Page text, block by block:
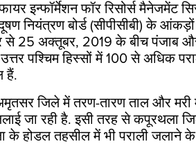
इन्फॉर्मेशन फॉर रिसोर्स
नियंत्रण बोर्ड (सीपीसीबी) के आंकड़ों
से 25 अक्तूबर, 2019 के बीच पंजाब
पश्चिम हिस्सों में100से अधिक
हैं.
जिले में तरण-तारण ताल और मरी
जा रही है. इसी तरह से कपूरथला
के होडल तहसील में भी पराली जलाने के